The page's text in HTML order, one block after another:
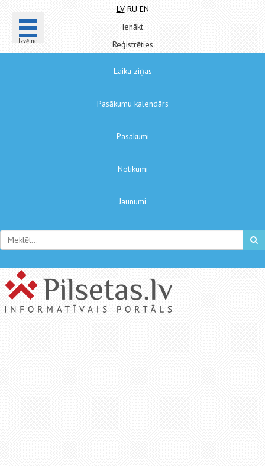
Izvēlne
LV RU EN
Ienākt
Reģistrēties
Laika ziņas
Pasākumu kalendārs
Pasākumi
Notikumi
Jaunumi